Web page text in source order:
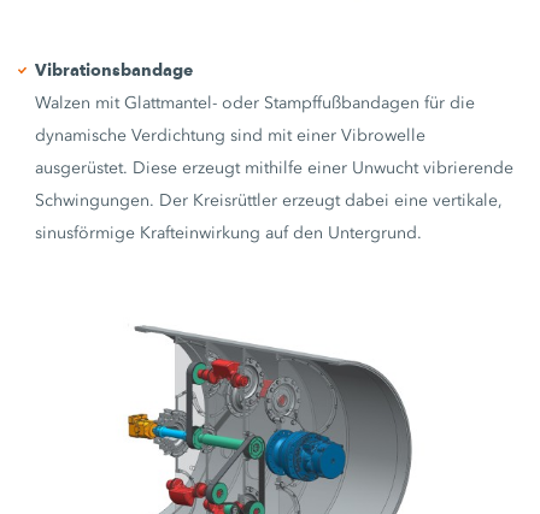
Vibrationsbandage
Walzen mit Glattmantel- oder Stampffußbandagen für die
dynamische Verdichtung sind mit einer Vibrowelle
ausgerüstet. Diese erzeugt mithilfe einer Unwucht vibrierende
Schwingungen. Der Kreisrüttler erzeugt dabei eine vertikale,
sinusförmige Krafteinwirkung auf den Untergrund.